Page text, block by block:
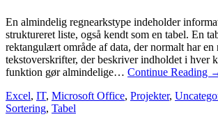
En almindelig regnearkstype indeholder
struktureret liste, også kendt som en tabel. En
rektangulært område af data, der normalt har
tekstoverskrifter, der beskriver indholdet i hver
funktion gør almindelige… Continue Reading
Excel, IT, Microsoft Office, Projekter,
Sortering, Tabel